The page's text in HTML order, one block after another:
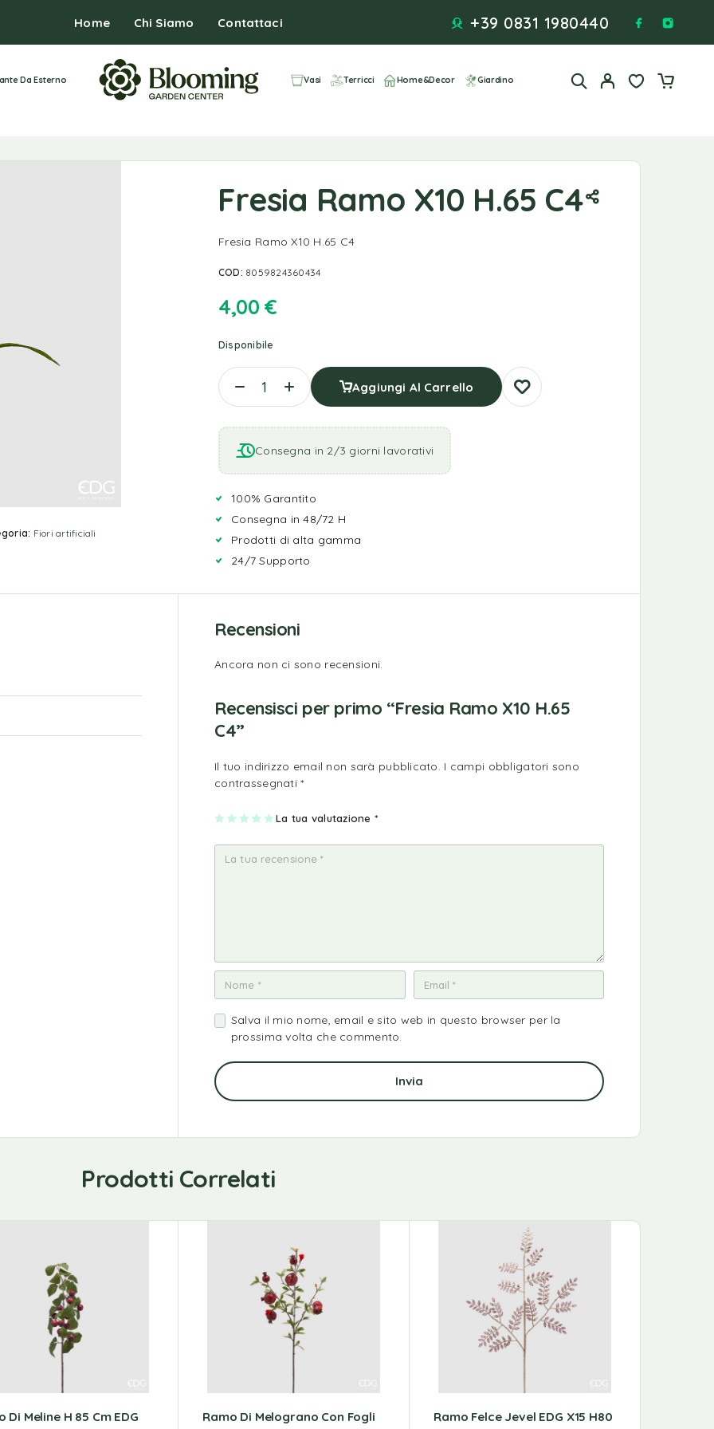
Home Chi Siamo Contattaci +39 0831 1980440
Da Esterno Vasi Terricci Home&Decor Giardino
Fiori artificiali
Fresia Ramo X10 H.65 C4
Fresia Ramo X10 H.65 C4
COD: 8059824360434
4,00 €
Disponibile
Aggiungi Al Carrello
Consegna in 2/3 giorni lavorativi
100% Garantito
Consegna in 48/72 H
Prodotti di alta gamma
24/7 Supporto
Recensioni
Ancora non ci sono recensioni.
Recensisci per primo “Fresia Ramo X10 H.65
C4”
Il tuo indirizzo email non sarà pubblicato. I campi obbligatori sono
contrassegnati*
La tua valutazione *
1
a
2
e
su
5
3
e
su
5
4
e
su
5
5
e
su
5
Salva il mio nome, email e sito web in questo browser per la
prossima volta che commento.
Prodotti Correlati
Di Meline H 85 Cm EDG
Ramo Di Melograno Con Fogli
Ramo Felce Jevel EDG X15 H80